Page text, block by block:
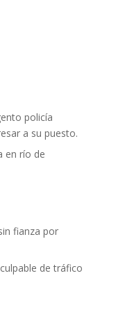
policía
a su puesto.
en río de
fianza por
de tráfico